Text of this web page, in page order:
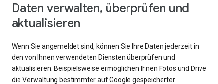
Daten verwalten, überprüfen und
aktualisieren
Wenn Sie angemeldet sind, können Sie Ihre Daten jederzeit in
den von Ihnen verwendeten Diensten überprüfen und
aktualisieren. Beispielsweise ermöglichen Ihnen Fotos und Drive
die Verwaltung bestimmter auf Google gespeicherter